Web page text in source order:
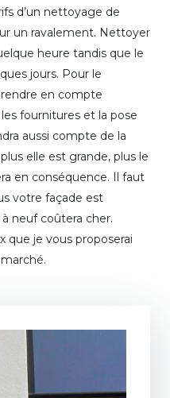
d’un nettoyage de
un ravalement. Nettoyer
heure tandis que le
jours. Pour le
en compte
les fournitures et la pose
aussi compte de la
elle est grande, plus le
en conséquence. Il faut
votre façade est
neuf coûtera cher.
que je vous proposerai